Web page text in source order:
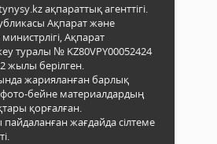
ақпараттық агенттігі.
Ақпарат және
Ақпарат
туралы № KZ80VPY00052424
жылы берілген.
жарияланған барлық
бейне материалдардың
қорғалған.
жағдайда сілтеме